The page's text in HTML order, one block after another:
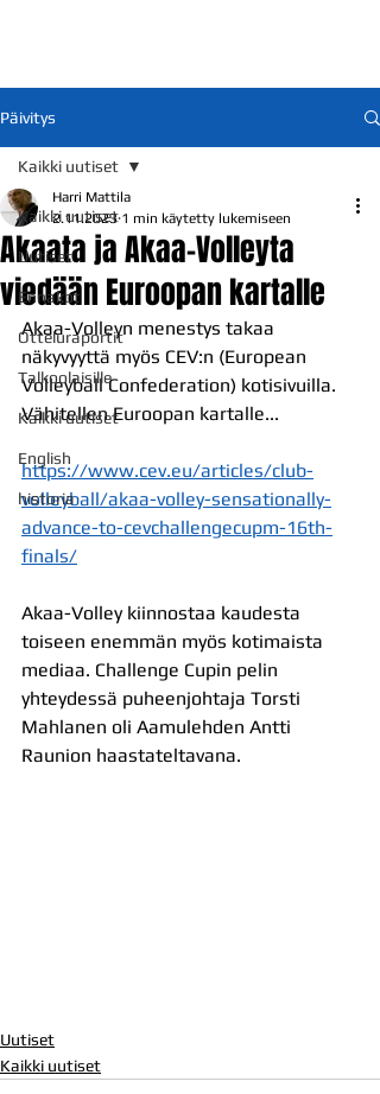
Päivitys
Kaikki uutiset
Uutiset
Ennakot
Otteluraportit
Talkoolaisille
Kaikki uutiset
English
historia
Kaikki uutiset
Akaata ja Akaa-Volleyta
viedään Euroopan kartalle
Harri Mattila
2.11.2023 1 min käytetty lukemiseen
Akaa-Volleyn menestys takaa
näkyvyyttä myös CEV:n (European
Volleyball Confederation) kotisivuilla.
Vähitellen Euroopan kartalle...
https://www.cev.eu/articles/club-
volleyball/akaa-volley-sensationally-
advance-to-cevchallengecupm-16th-
finals/
Akaa-Volley kiinnostaa kaudesta
toiseen enemmän myös kotimaista
mediaa. Challenge Cupin pelin
yhteydessä puheenjohtaja Torsti
Mahlanen oli Aamulehden Antti
Raunion haastateltavana.
Uutiset
Kaikki uutiset